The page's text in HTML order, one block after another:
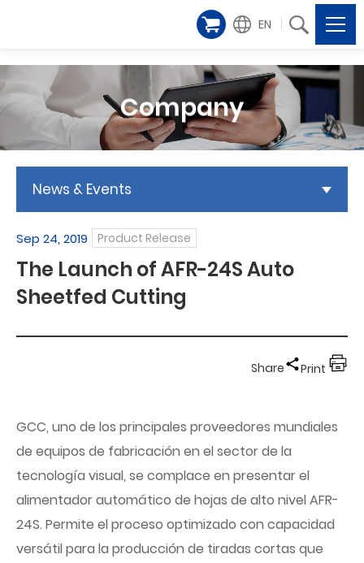
EN
Company
News & Events
Sep 24, 2019 Product Release
The Launch of AFR-24S Auto
Sheetfed Cutting
Share Print
GCC, uno de los principales proveedores mundiales
de equipos de fabricación en el sector de la
tecnología visual, se complace en presentar el
alimentador automático de hojas de alto nivel AFR-
24S. Permite el proceso optimizado con capacidad
versátil para la producción de tiradas cortas que